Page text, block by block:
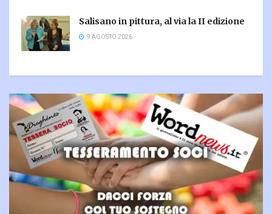
Salisano in pittura, al via la II edizione
9 AGOSTO 2026